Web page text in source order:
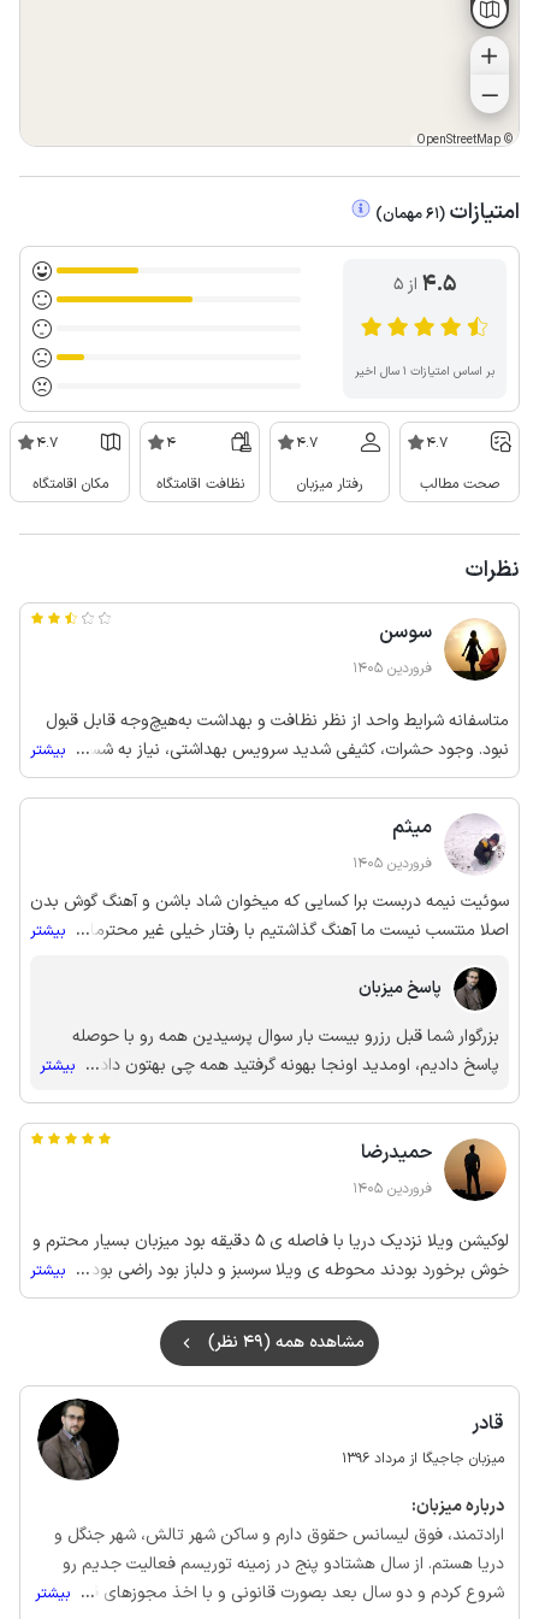
©
OpenStreetMap
امتیازات (
61مهمان)
4.5 از ۵
بر اساس امتیازات ۱ سال اخیر
4.7
صحت مطالب
4.7
رفتار میزبان
4
نظافت اقامتگاه
4.7
مکان اقامتگاه
نظرات
سوسن
فروردین 1405
متاسفانه شرایط واحد از نظر نظافت و بهداشت به‌هیچ‌وجه قابل قبول
نبود. وجود حشرات، کثیفی شدید سرویس بهداشتی، نیاز به شستشو با
وایتکس، و همچنین عدم جارو شدن کف واحد باعث شد عملا نتوانیم از
فضا استفاده کنیم و اقامت آرامی نداشته باشیم. به دلیل همین
مشکلات، مجبور شدیم شب دوم را کنسل کنیم. انتظار داشتم حداقل
بعد از کنسلی، درباره علت مشکل پرس‌وجو یا پیگیری بفرمایید. با توجه
به شرایطی که توضیح دادم، لطفا نسبت به عودت هزینه شب دوم اقدام
کنید یا اطلاع دهید از چه مسیری باید پیگیری کنم.
... بیشتر
میثم
فروردین 1405
سوئیت نیمه دربست برا کسایی که میخوان شاد باشن و آهنگ گوش بدن
اصلا منتسب نیست ما آهنگ گذاشتیم با رفتار خیلی غیر محترمانه مجبور
بیشتر بگیره که ما با پشتیبان صحبت کردیم و پیگیری کردن و مواظب
باشین استکانی رو نشکنید چون دو برابر قیمتش و ازتون میگیرن با ما
همین کار رو کردن و ما اصلا راضی نیستیم و اعضای خانواده ی صاحب
سوئیت همش جلو سویت بودن ما اصلا راحت نبودیم
... بیشتر
پاسخ میزبان
بزرگوار شما قبل رزرو بیست بار سوال پرسیدین همه رو با حوصله
پاسخ دادیم، اومدید اونجا بهونه گرفتید همه چی بهتون دادیم، بازم
هزینه اونجارو تحویل دادیم و ویلای رزروی خود شما هم ما ضرر
کردیم خالی موند، اخرش کاشف بعمل اومد چون دوستاتون اومدن
تالش میخواستید با اونا ویلا بگیرید، همونطور که ور توضیحات قید
شده محوطه بزرگ حیاط مشترکه، انتظار نداشتید که در عزای عمومی
رهبر تو حیاط اجازه بدیم دی جی و ساب روشن کنید! عزیز دل خیر
پیش.
... بیشتر
حمیدرضا
فروردین 1405
لوکیشن ویلا نزدیک دریا با فاصله ی 5 دقیقه بود میزبان بسیار محترم و
خوش برخورد بودند محوطه ی ویلا سرسبز و دلباز بود راضی بودیم و
تشکر میکنیم.
... بیشتر
مشاهده همه (49 نظر)
قادر
میزبان جاجیگا از مرداد 1396
درباره‌ میزبان:
ارادتمند، فوق لیسانس حقوق دارم و ساکن شهر تالش، شهر جنگل و
دریا هستم. از سال هشتادو پنج در زمینه توریسم فعالیت جدیم رو
شروع کردم و دو سال بعد بصورت قانونی و با اخذ مجوزهای قانونی
... بیشتر